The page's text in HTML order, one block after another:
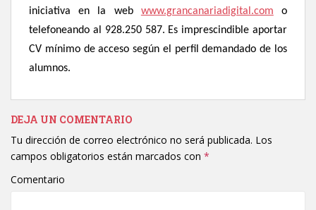
iniciativa en la web www.grancanariadigital.com o
telefoneando al 928.250 587. Es imprescindible aportar
CV mínimo de acceso según el perfil demandado de los
alumnos.
DEJA UN COMENTARIO
Tu dirección de correo electrónico no será publicada. Los
campos obligatorios están marcados con *
Comentario